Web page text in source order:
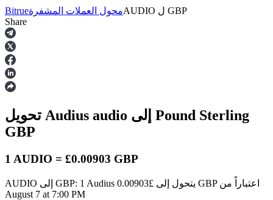
العقود الآجلة
العقود الآجلة USDT
Bitrueمحول العملات المشفرةAUDIO ل GBP
Share
تحويل Audius audio
إلى Pound Sterling
GBP
1 AUDIO = £0.00903 GBP
AUDIO إلى GBP: 1 Audius يتحول إلى £0.00903 GBP اعتباراً من
August 7 at 7:00 PM